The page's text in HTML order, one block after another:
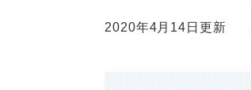
2020年4月14日更新